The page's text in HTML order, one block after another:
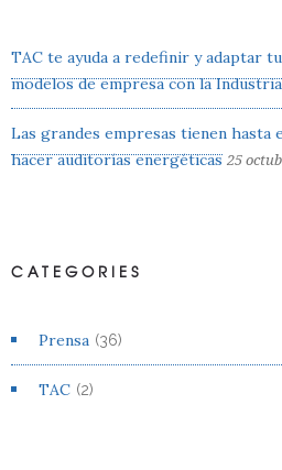
TAC te ayuda a redefinir y adaptar
modelos de empresa con la
Las grandes empresas tienen hasta
hacer auditorías energéticas 25
CATEGORIES
Prensa (36)
TAC (2)